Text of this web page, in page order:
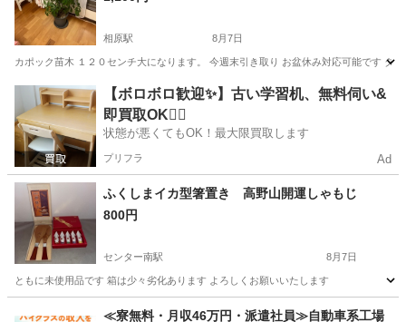
相原駅 8月7日
カポック苗木 １２０センチ大になります。 今週末引き取り お盆休み対応可能です ダ
神奈川 相模原市 相原駅 家庭用品
【ボロボロ歓迎✨】古い学習机、無料伺い&
即買取OK🙆‍♀️
状態が悪くてもOK！最大限買取します
プリフラ Ad
ふくしまイカ型箸置き 高野山開運しゃもじ
800円
センター南駅 8月7日
ともに未使用品です 箱は少々劣化あります よろしくお願いいたします
センター南駅 食器
≪寮無料・月収46万円・派遣社員≫自動車系工場